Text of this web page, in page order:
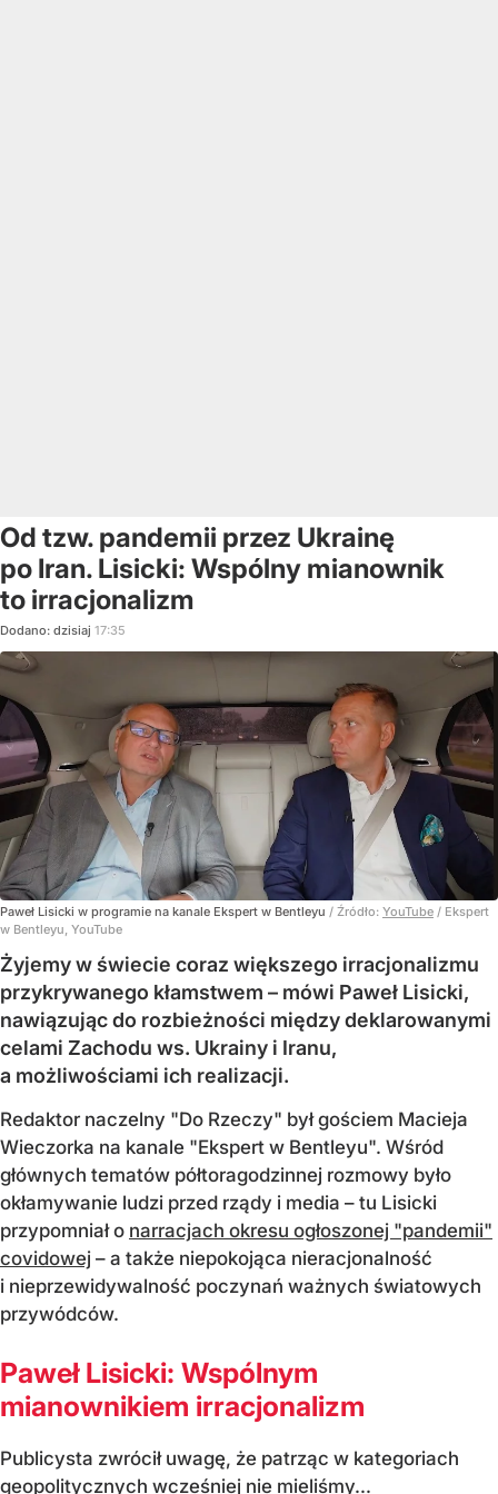
Od tzw. pandemii przez Ukrainę
po Iran. Lisicki: Wspólny mianownik
to irracjonalizm
Dodano: dzisiaj 17:35
Paweł Lisicki w programie na kanale Ekspert w Bentleyu / Źródło: YouTube / Ekspert
w Bentleyu, YouTube
Żyjemy w świecie coraz większego irracjonalizmu
przykrywanego kłamstwem – mówi Paweł Lisicki,
nawiązując do rozbieżności między deklarowanymi
celami Zachodu ws. Ukrainy i Iranu,
a możliwościami ich realizacji.
Redaktor naczelny "Do Rzeczy" był gościem Macieja
Wieczorka na kanale "Ekspert w Bentleyu". Wśród
głównych tematów półtoragodzinnej rozmowy było
okłamywanie ludzi przed rządy i media – tu Lisicki
przypomniał o narracjach okresu ogłoszonej "pandemii"
covidowej – a także niepokojąca nieracjonalność
i nieprzewidywalność poczynań ważnych światowych
przywódców.
Paweł Lisicki: Wspólnym
mianownikiem irracjonalizm
Publicysta zwrócił uwagę, że patrząc w kategoriach
geopolitycznych wcześniej nie mieliśmy...